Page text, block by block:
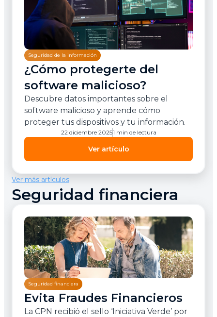
Seguridad de la información
¿Cómo protegerte del
software malicioso?
Descubre datos importantes sobre el
software malicioso y aprende cómo
proteger tus dispositivos y tu información.
Ver artículo
22 diciembre 20251 min de lectura
Ver más artículos
Seguridad financiera
Seguridad financiera
Evita Fraudes Financieros
La CPN recibió el sello ‘Iniciativa Verde’ por